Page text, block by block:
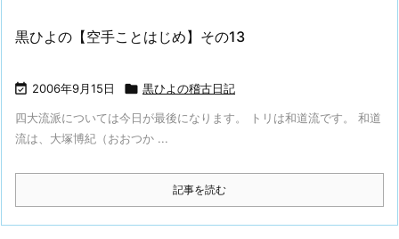
黒ひよの【空手ことはじめ】その13
 2006年9月15日  黒ひよの稽古日記
四大流派については今日が最後になります。 トリは和道流です。 和道
流は、大塚博紀（おおつか ...
記事を読む